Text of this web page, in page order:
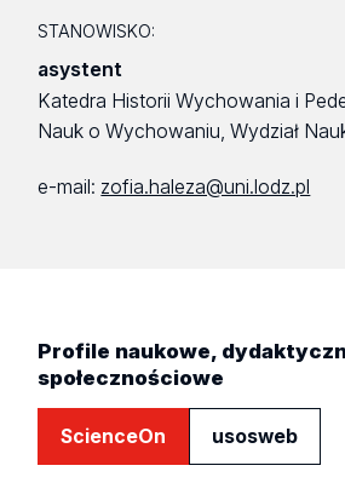
STANOWISKO:
asystent
Katedra Historii Wychowania i
Nauk o Wychowaniu, Wydział
e-mail: zofia.haleza@uni.lodz.pl
Profile naukowe,
społecznościowe
ScienceOn usosweb